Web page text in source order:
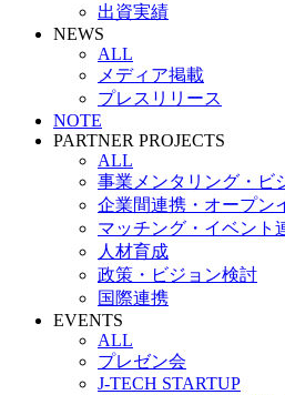
出資実績
NEWS
ALL
メディア掲載
プレスリリース
NOTE
PARTNER PROJECTS
ALL
事業メンタリング・ビ
企業間連携・オープン
マッチング・イベント
人材育成
政策・ビジョン検討
国際連携
EVENTS
ALL
プレゼン会
J-TECH STARTUP